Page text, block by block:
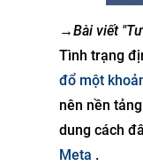
→Bài viết
Tình trạng
đổ một
nên nền
dung cách
Meta .